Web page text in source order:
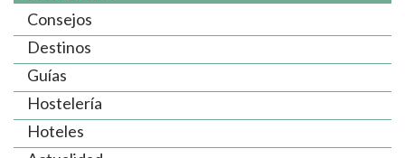
Consejos
Destinos
Guías
Hostelería
Hoteles